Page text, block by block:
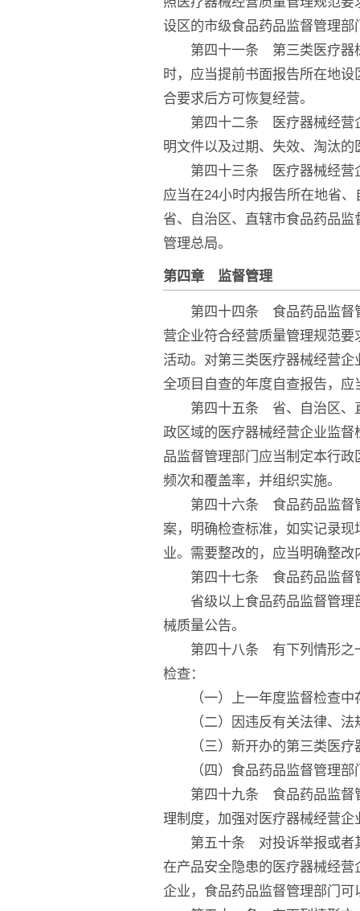
设区的市级食品药品监督管理
第四十一条 第三类医疗器械
时，应当提前书面报告所在地
合要求后方可恢复经营。
第四十二条 医疗器械经营企
明文件以及过期、失效、淘汰的
第四十三条 医疗器械经营企
应当在24小时内报告所在地省
省、自治区、直辖市食品药品
管理总局。
第四章 监督管理
第四十四条 食品药品监督管
营企业符合经营质量管理规范
活动。对第三类医疗器械经营
全项目自查的年度自查报告，
第四十五条 省、自治区、直
政区域的医疗器械经营企业监
品监督管理部门应当制定本行
频次和覆盖率，并组织实施。
第四十六条 食品药品监督管
案，明确检查标准，如实记录
业。需要整改的，应当明确整
第四十七条 食品药品监督管
省级以上食品药品监督管理
械质量公告。
第四十八条 有下列情形之一
检查：
（一）上一年度监督检查中
（二）因违反有关法律、法
（三）新开办的第三类医疗
（四）食品药品监督管理部
第四十九条 食品药品监督管
理制度，加强对医疗器械经营企
第五十条 对投诉举报或者其
在产品安全隐患的医疗器械经
企业，食品药品监督管理部门可